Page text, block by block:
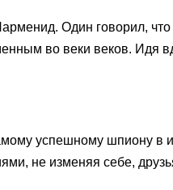
Один говорил, что
во веки веков. Идя
успешному шпиону в
не изменяя себе,